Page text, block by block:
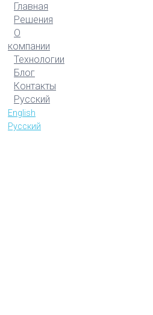
Главная
Решения
О
компании
Технологии
Блог
Контакты
Русский
English
Русский